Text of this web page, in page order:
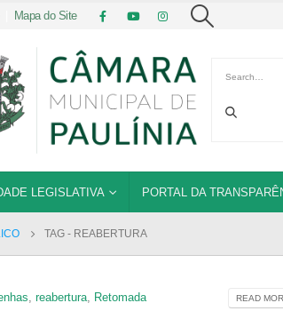
| Mapa do Site
LEGISLATIVA PORTAL DA
TAG - REABERTURA
, reabertura, Retomada READ